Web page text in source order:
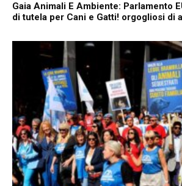
Gaia Animali E Ambiente: Parlamento
di tutela per Cani e Gatti! orgogliosi di